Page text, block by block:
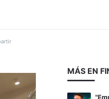
MÁS EN